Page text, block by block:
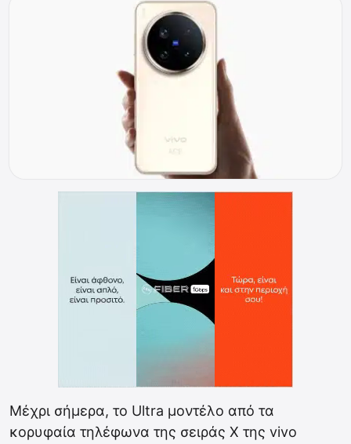
Μέχρι σήμερα, το Ultra μοντέλο από τα
κορυφαία τηλέφωνα της σειράς X της vivo